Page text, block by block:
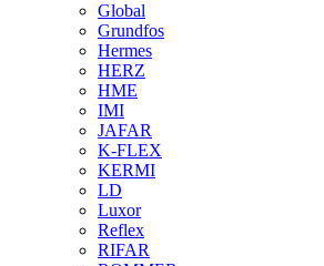
Global
Grundfos
Hermes
HERZ
HME
IMI
JAFAR
K-FLEX
KERMI
LD
Luxor
Reflex
RIFAR